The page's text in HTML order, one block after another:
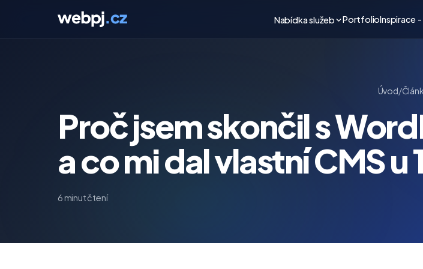
Nabídka služeb PortfolioInspirace
Úvod/
Proč jsem skončil s
a co mi dal vlastní CMS u
6 minut čtení